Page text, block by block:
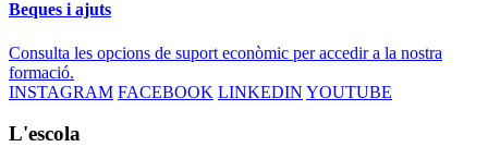
Beques i ajuts
Consulta les opcions de suport econòmic per accedir a la nostra
formació.
INSTAGRAM FACEBOOK LINKEDIN YOUTUBE
L'escola